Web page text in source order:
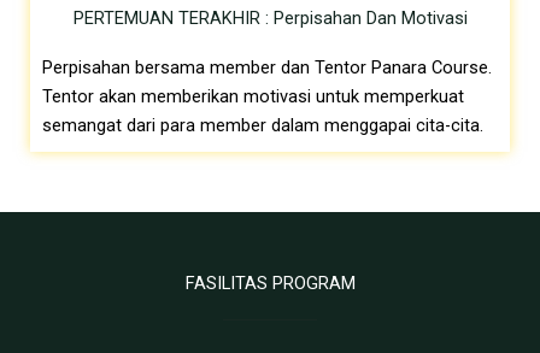
PERTEMUAN TERAKHIR : Perpisahan Dan Motivasi
Perpisahan bersama member dan Tentor Panara Course.
Tentor akan memberikan motivasi untuk memperkuat
semangat dari para member dalam menggapai cita-cita.
FASILITAS PROGRAM